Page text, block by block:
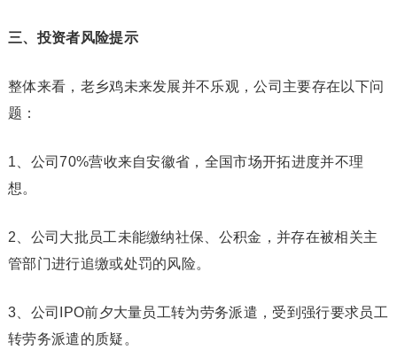
三、投资者风险提示
整体来看，老乡鸡未来发展并不乐观，公司主要存在以下问
题：
1、公司70%营收来自安徽省，全国市场开拓进度并不理
想。
2、公司大批员工未能缴纳社保、公积金，并存在被相关主
管部门进行追缴或处罚的风险。
3、公司IPO前夕大量员工转为劳务派遣，受到强行要求员工
转劳务派遣的质疑。